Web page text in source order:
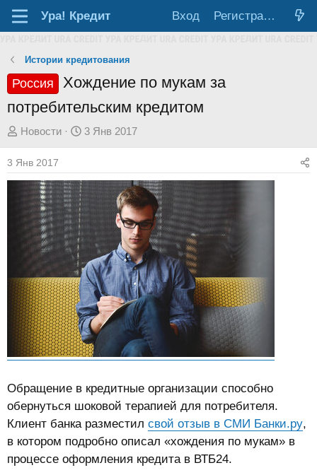
Ура! Кредит Вход Регистрация
Истории кредитования
Россия
Хождение по мукам за
потребительским кредитом
А
в
т
о
Новости
Д
а
а
н
л
а
3 Янв 2017
3 Янв 2017
Обращение в кредитные организации способно
обернуться шоковой терапией для потребителя.
Клиент банка разместил свой отзыв в СМИ Банки.ру,
в котором подробно описал «хождения по мукам» в
процессе оформления кредита в ВТБ24.